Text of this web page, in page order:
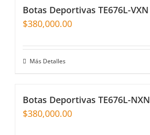
Botas Deportivas TE676L-VXN
$380,000.00
Más Detalles
Botas Deportivas TE676L-NXN
$380,000.00